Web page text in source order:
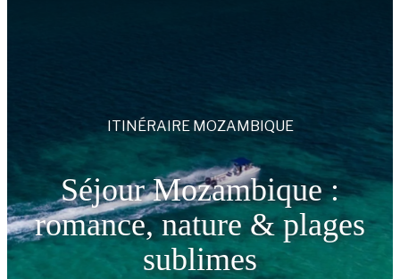
ITINÉRAIRE MOZAMBIQUE
Séjour Mozambique :
romance, nature & plages
sublimes